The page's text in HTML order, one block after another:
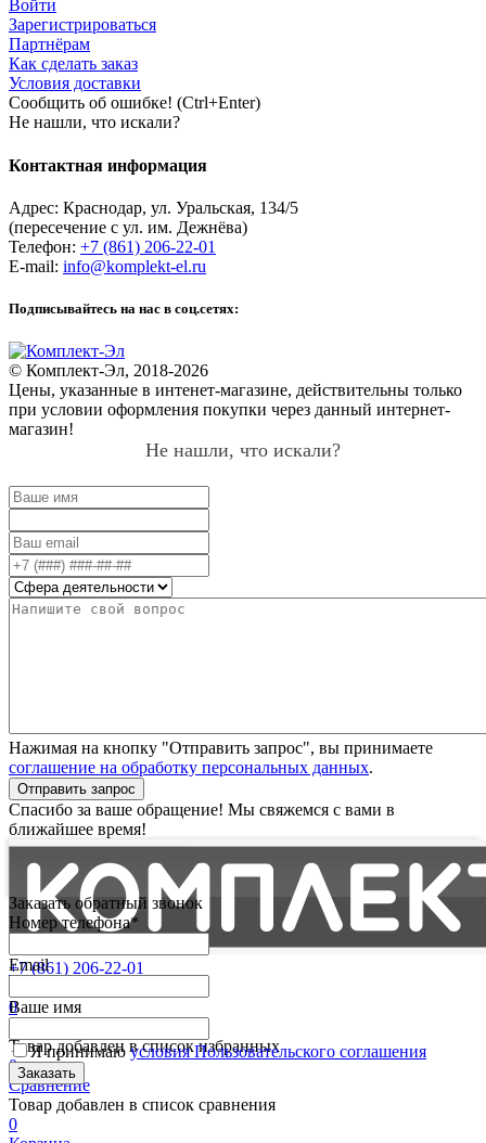
Войти
Зарегистрироваться
Партнёрам
Как сделать заказ
Условия доставки
Сообщить об ошибке! (Ctrl+Enter)
Не нашли, что искали?
Контактная информация
Адрес: Краснодар, ул. Уральская, 134/5
(пересечение с ул. им. Дежнёва)
Телефон: +7 (861) 206-22-01
E-mail: info@komplekt-el.ru
Подписывайтесь на нас в соц.сетях:
© Комплект-Эл, 2018-2026
Цены, указанные в интенет-магазине, действительны только
при условии оформления покупки через данный интернет-
магазин!
Не нашли, что искали?
Нажимая на кнопку "Отправить запрос", вы принимаете
соглашение на обработку персональных данных.
Отправить запрос
Спасибо за ваше обращение! Мы свяжемся с вами в
ближайшее время!
+7 (861) 206-22-01
0
Товар добавлен в список избранных
0
Сравнение
Товар добавлен в список сравнения
0
Заказать обратный звонок
Номер телефона*
Email
Ваше имя
Я принимаюусловия Пользовательского соглашения